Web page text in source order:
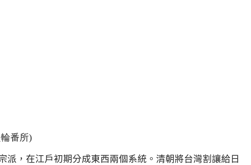
番所)
派，在江戶初期分成東西兩個系統。清朝將台灣割讓給日